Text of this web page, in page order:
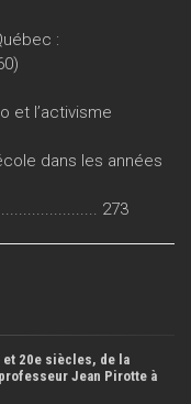
:
et l’activisme
dans les années
273
et 20e siècles, de la
Jean Pirotte à